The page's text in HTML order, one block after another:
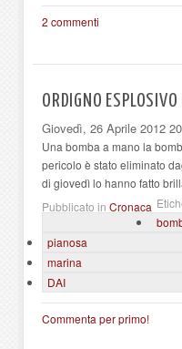
2 commenti
ORDIGNO
Giovedì, 26 Aprile 2012
Una bomba a mano la
pericolo è stato eliminato
di giovedì lo hanno fatto
Pubblicato in Cronaca
pianosa
marina
DAI
Commenta per primo!